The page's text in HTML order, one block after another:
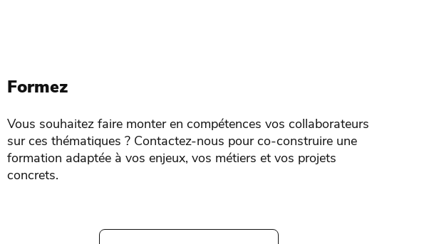
Formez
Vous souhaitez faire monter en compétences vos collaborateurs
sur ces thématiques ? Contactez-nous pour co-construire une
formation adaptée à vos enjeux, vos métiers et vos projets
concrets.